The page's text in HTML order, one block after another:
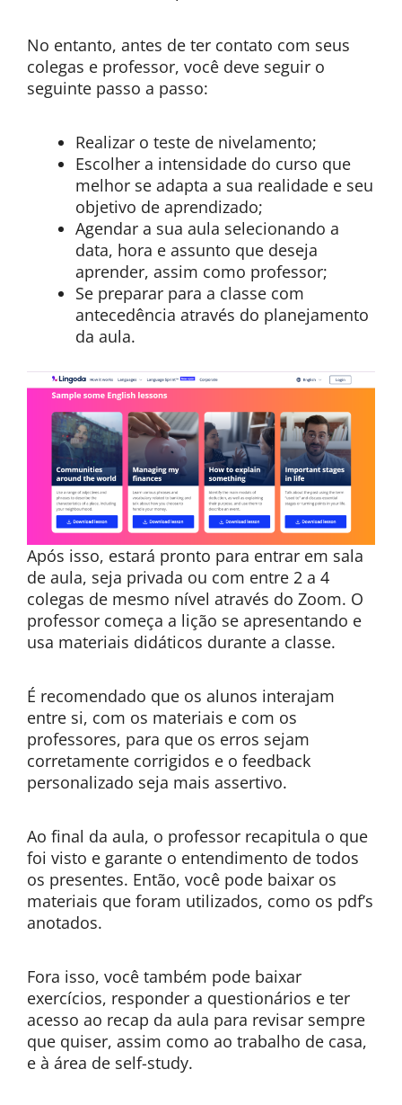
No entanto, antes de ter contato com seus
colegas e professor, você deve seguir o
seguinte passo a passo:
Realizar o teste de nivelamento;
Escolher a intensidade do curso que
melhor se adapta a sua realidade e seu
objetivo de aprendizado;
Agendar a sua aula selecionando a
data, hora e assunto que deseja
aprender, assim como professor;
Se preparar para a classe com
antecedência através do planejamento
da aula.
Após isso, estará pronto para entrar em sala
de aula, seja privada ou com entre 2 a 4
colegas de mesmo nível através do Zoom. O
professor começa a lição se apresentando e
usa materiais didáticos durante a classe.
É recomendado que os alunos interajam
entre si, com os materiais e com os
professores, para que os erros sejam
corretamente corrigidos e o feedback
personalizado seja mais assertivo.
Ao final da aula, o professor recapitula o que
foi visto e garante o entendimento de todos
os presentes. Então, você pode baixar os
materiais que foram utilizados, como os pdf’s
anotados.
Fora isso, você também pode baixar
exercícios, responder a questionários e ter
acesso ao recap da aula para revisar sempre
que quiser, assim como ao trabalho de casa,
e à área de self-study.